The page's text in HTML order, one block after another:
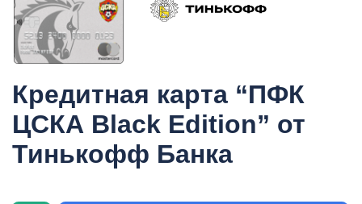
Кредитная карта “ПФК
ЦСКА Black Edition” от
Тинькофф Банка